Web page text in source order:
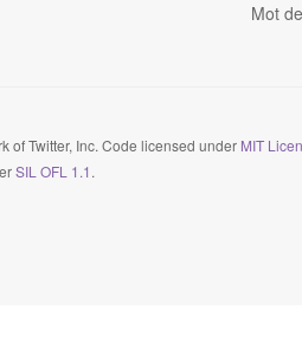
Mot
of Twitter, Inc. Code licensed under MIT
SIL OFL 1.1 .